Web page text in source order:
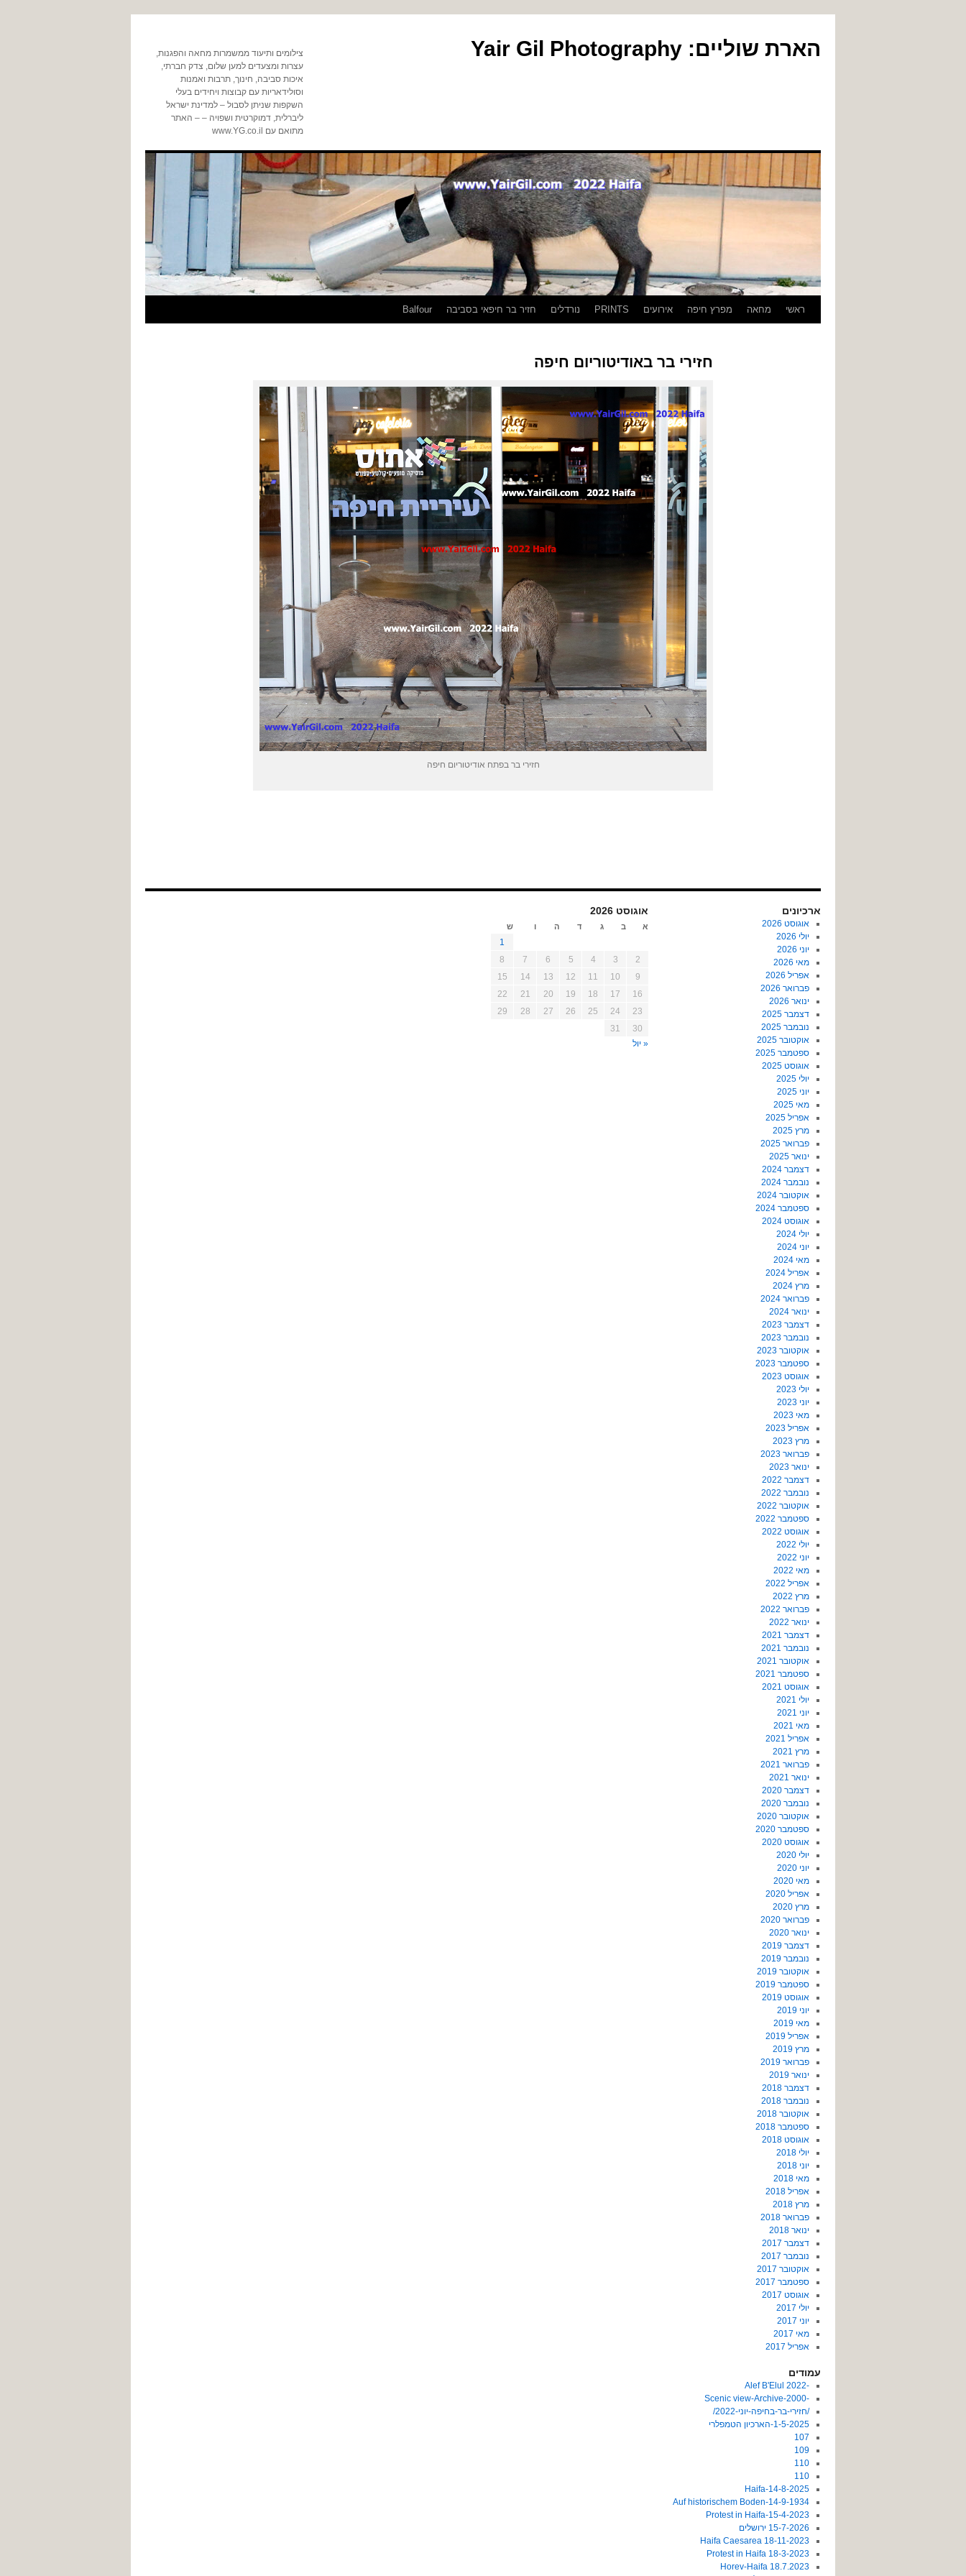
הארת שוליים: Yair Gil Photography
צילומים ותיעוד ממשמרות מחאה והפגנות,
עצרות ומצעדים למען שלום, צדק חברתי,
איכות סביבה, חינוך, תרבות ואמנות
וסולידאריות עם קבוצות ויחידים בעלי
השקפות שניתן לסבול – למדינת ישראל
ליברלית, דמוקרטית ושפויה – – האתר
מתואם עם www.YG.co.il
לדלגראשי מחאה מפרץ חיפה אירועים PRINTS נורדלים חזיר בר חיפאי בסביבה Balfour
חזירי בר באודיטוריום חיפה
חזירי בר בפתח אודיטוריום חיפה
ארכיונים
אוגוסט 2026
יולי 2026
יוני 2026
מאי 2026
אפריל 2026
פברואר 2026
ינואר 2026
דצמבר 2025
נובמבר 2025
אוקטובר 2025
ספטמבר 2025
אוגוסט 2025
יולי 2025
יוני 2025
מאי 2025
אפריל 2025
מרץ 2025
פברואר 2025
ינואר 2025
דצמבר 2024
נובמבר 2024
אוקטובר 2024
ספטמבר 2024
אוגוסט 2024
יולי 2024
יוני 2024
מאי 2024
אפריל 2024
מרץ 2024
פברואר 2024
ינואר 2024
דצמבר 2023
נובמבר 2023
אוקטובר 2023
ספטמבר 2023
אוגוסט 2023
יולי 2023
יוני 2023
מאי 2023
אפריל 2023
מרץ 2023
פברואר 2023
ינואר 2023
דצמבר 2022
נובמבר 2022
אוקטובר 2022
ספטמבר 2022
אוגוסט 2022
יולי 2022
יוני 2022
מאי 2022
אפריל 2022
מרץ 2022
פברואר 2022
ינואר 2022
דצמבר 2021
נובמבר 2021
אוקטובר 2021
ספטמבר 2021
אוגוסט 2021
יולי 2021
יוני 2021
מאי 2021
אפריל 2021
מרץ 2021
פברואר 2021
ינואר 2021
דצמבר 2020
נובמבר 2020
אוקטובר 2020
ספטמבר 2020
אוגוסט 2020
יולי 2020
יוני 2020
מאי 2020
אפריל 2020
מרץ 2020
פברואר 2020
ינואר 2020
דצמבר 2019
נובמבר 2019
אוקטובר 2019
ספטמבר 2019
אוגוסט 2019
יוני 2019
מאי 2019
אפריל 2019
מרץ 2019
פברואר 2019
ינואר 2019
דצמבר 2018
נובמבר 2018
אוקטובר 2018
ספטמבר 2018
אוגוסט 2018
יולי 2018
יוני 2018
מאי 2018
אפריל 2018
מרץ 2018
פברואר 2018
ינואר 2018
דצמבר 2017
נובמבר 2017
אוקטובר 2017
ספטמבר 2017
אוגוסט 2017
יולי 2017
יוני 2017
מאי 2017
אפריל 2017
עמודים
-2022 Alef B'Elul
-Scenic view-Archive-2000
/חזירי-בר-בחיפה-יוני-2022/
1-5-2025-הארכיון הטמפלרי
107
109
110
110
14-8-2025-Haifa
14-9-1934-Auf historischem Boden
15-4-2023-Protest in Haifa
15-7-2026 ירושלים
18-11-2023 Haifa Caesarea
18-3-2023 Protest in Haifa
18.7.2023 Horev-Haifa
אוגוסט 2026
א ב ג ד ה ו ש
1
2
3
4
5
6
7
8
9
10
11
12
13
14
15
16
17
18
19
20
21
22
23
24
25
26
27
28
29
30
31
« יול